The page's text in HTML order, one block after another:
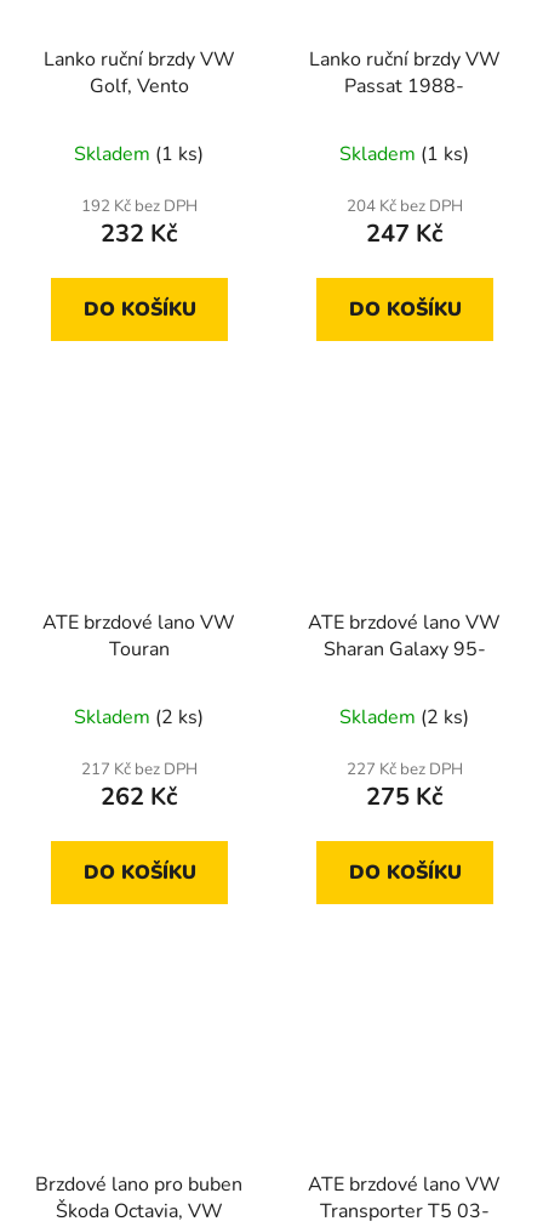
Lanko ruční brzdy VW
Golf, Vento
Skladem (1 ks)
192 Kč bez DPH
232 Kč
DO KOŠÍKU
Lanko ruční brzdy VW
Passat 1988-
Skladem (1 ks)
204 Kč bez DPH
247 Kč
DO KOŠÍKU
ATE brzdové lano VW
Touran
Skladem (2 ks)
217 Kč bez DPH
262 Kč
DO KOŠÍKU
ATE brzdové lano VW
Sharan Galaxy 95-
Skladem (2 ks)
227 Kč bez DPH
275 Kč
DO KOŠÍKU
Brzdové lano pro buben
Škoda Octavia, VW
ATE brzdové lano VW
Transporter T5 03-